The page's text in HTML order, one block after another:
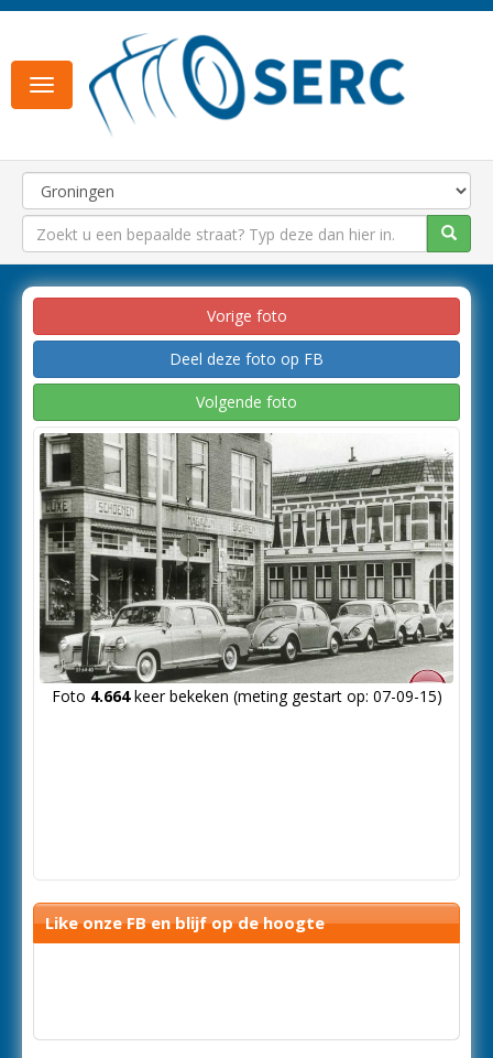
Toggle
navigation
Vorige foto
Deel deze foto op FB
Volgende foto
Foto 4.664keer bekeken (meting gestart op: 07-09-15)
Like onze FB en blijf op de hoogte